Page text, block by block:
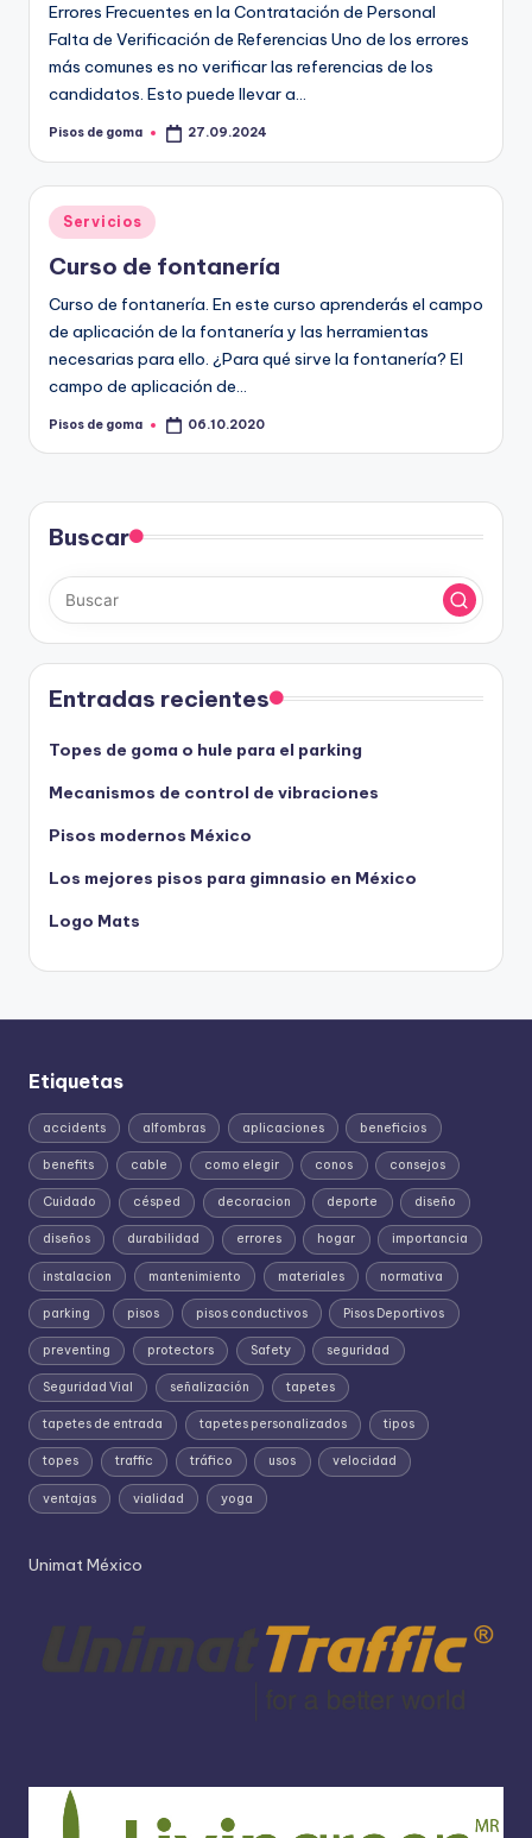
Errores Frecuentes en la Contratación de Personal
Falta de Verificación de Referencias Uno de los errores
más comunes es no verificar las referencias de los
candidatos. Esto puede llevar a…
Publicado
Pisos de goma 27.09.2024
Publicado
en
Servicios
Curso de fontanería
Curso de fontanería. En este curso aprenderás el campo
de aplicación de la fontanería y las herramientas
necesarias para ello. ¿Para qué sirve la fontanería? El
campo de aplicación de…
Publicado
Pisos de goma 06.10.2020
Buscar
Entradas recientes
Topes de goma o hule para el parking
Mecanismos de control de vibraciones
Pisos modernos México
Los mejores pisos para gimnasio en México
Logo Mats
Etiquetas
accidents alfombras aplicaciones beneficios
benefits cable como elegir conos consejos
Cuidado césped decoracion deporte diseño
diseños durabilidad errores hogar importancia
instalacion mantenimiento materiales normativa
parking pisos pisos conductivos Pisos Deportivos
preventing protectors Safety seguridad
Seguridad Vial señalización tapetes
tapetes de entrada tapetes personalizados tipos
topes traffic tráfico usos velocidad
ventajas vialidad yoga
Unimat México